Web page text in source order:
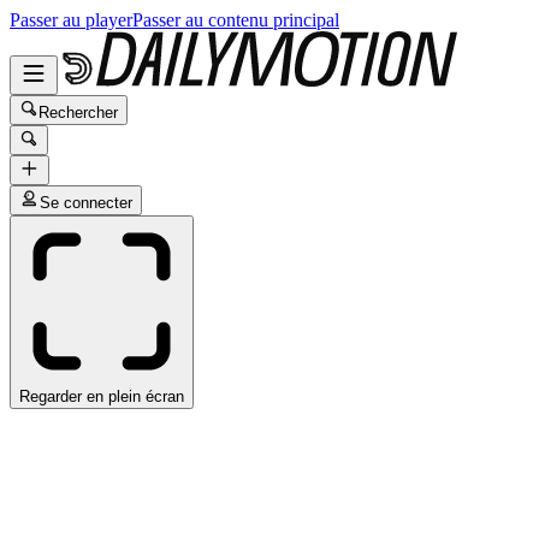
Passer au playerPasser au contenu principal
Rechercher
Se connecter
Regarder en plein écran